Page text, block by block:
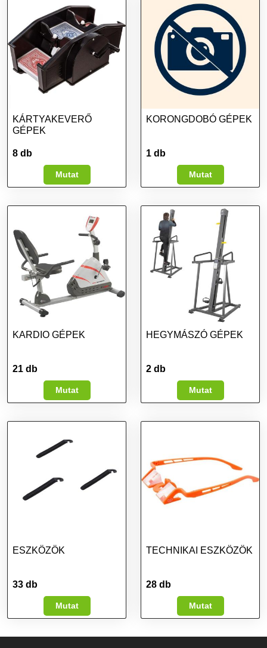
KÁRTYAKEVERŐ
GÉPEK
8 db
Mutat
KORONGDOBÓ GÉPEK
1 db
Mutat
KARDIO GÉPEK
21 db
Mutat
HEGYMÁSZÓ GÉPEK
2 db
Mutat
ESZKÖZÖK
33 db
Mutat
TECHNIKAI ESZKÖZÖK
28 db
Mutat